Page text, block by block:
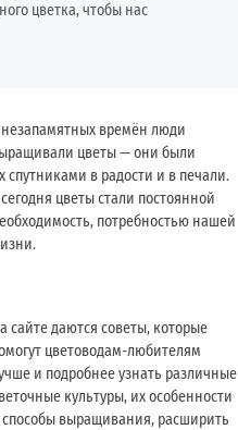
цветка, чтобы нас
времён люди
цветы — они были
спутниками в радости и в печали.
цветы стали постоянной
потребностью нашей
сайте даются советы, которые
цветоводам-любителям
и подробнее узнать различные
культуры, их особенности
способы выращивания, расширить